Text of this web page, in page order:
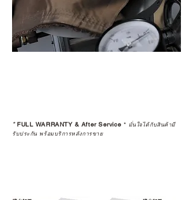
*FULL WARRANTY & After Service * มั่นใจได้กับสินค้ามี
รับประกัน พร้อมบริการหลังการขาย